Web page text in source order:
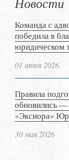
Команда с
победила в
юридическом
01 июня 2026
Правила
обновились —
«Эксиора»
30 мая 2026